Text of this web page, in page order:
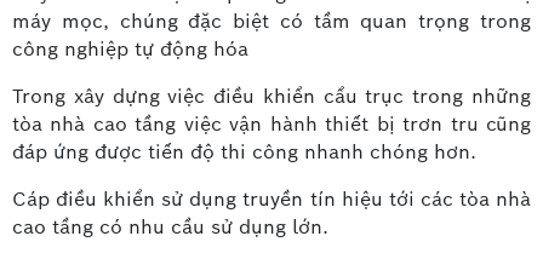
máy mọc, chúng đặc biệt có tầm quan trọng trong
công nghiệp tự động hóa
Trong xây dựng việc điều khiển cẩu trục trong những
tòa nhà cao tầng việc vận hành thiết bị trơn tru cũng
đáp ứng được tiến độ thi công nhanh chóng hơn.
Cáp điều khiển sử dụng truyền tín hiệu tới các tòa nhà
cao tầng có nhu cầu sử dụng lớn.